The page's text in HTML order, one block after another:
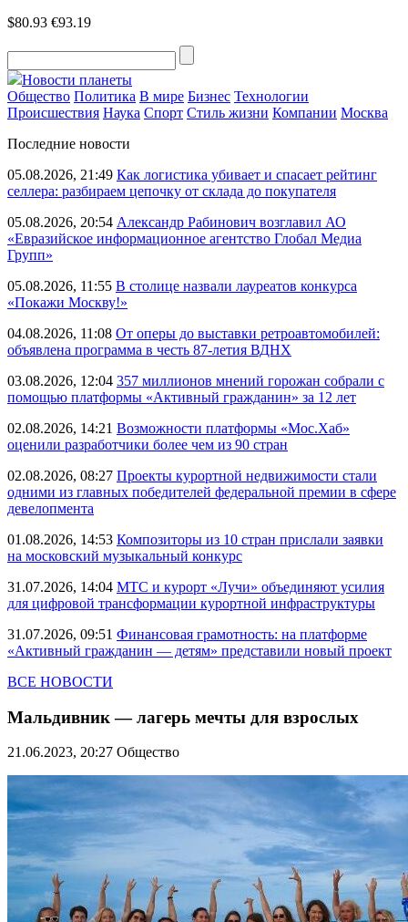
$80.93 €93.19
Новости планеты
Общество Политика В мире Бизнес Технологии
Происшествия Наука Спорт Стиль жизни Компании Москва
Последние новости
05.08.2026, 21:49 Как логистика убивает и спасает рейтинг
селлера: разбираем цепочку от склада до покупателя
05.08.2026, 20:54 Александр Рабинович возглавил АО
«Евразийское информационное агентство Глобал Медиа
Групп»
05.08.2026, 11:55 В столице назвали лауреатов конкурса
«Покажи Москву!»
04.08.2026, 11:08 От оперы до выставки ретроавтомобилей:
объявлена программа в честь 87-летия ВДНХ
03.08.2026, 12:04 357 миллионов мнений горожан собрали с
помощью платформы «Активный гражданин» за 12 лет
02.08.2026, 14:21 Возможности платформы «Мос.Хаб»
оценили разработчики более чем из 90 стран
02.08.2026, 08:27 Проекты курортной недвижимости стали
одними из главных победителей федеральной премии в сфере
девелопмента
01.08.2026, 14:53 Композиторы из 10 стран прислали заявки
на московский музыкальный конкурс
31.07.2026, 14:04 МТС и курорт «Лучи» объединяют усилия
для цифровой трансформации курортной инфраструктуры
31.07.2026, 09:51 Финансовая грамотность: на платформе
«Активный гражданин — детям» представили новый проект
ВСЕ НОВОСТИ
Мальдивник — лагерь мечты для взрослых
21.06.2023, 20:27 Общество